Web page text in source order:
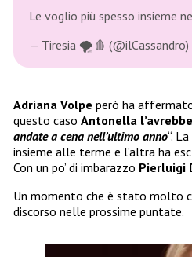
Le voglio più spesso insieme
— Tiresia 🌪️🩸 (@ilCassandro)
Adriana Volpe però ha
questo caso Antonella
andate a cena nell’ultimo anno“.
insieme alle terme e l’altra ha
Con un po’ di imbarazzo Pierluigi
Un momento che è stato molto
discorso nelle prossime puntate.